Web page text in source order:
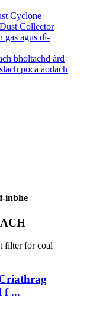
Cyclone
Collector
gas agus dì-
bholtachd àrd
poca aodach
inbhe
f ...